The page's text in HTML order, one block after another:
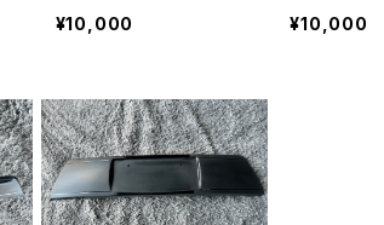
ッシュ(未塗装品)
¥10,000
ン(未塗装品)
¥10,000